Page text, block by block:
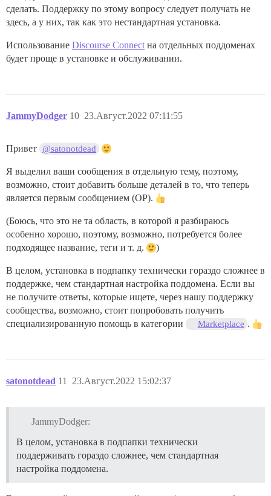
сделать. Поддержку по этому вопросу следует получать не
здесь, а у них, так как это нестандартная установка.
Использование Discourse Connect на отдельных поддоменах
будет проще в установке и обслуживании.
JammyDodger 23.Август.2022 07:11:55
10
Привет @satonotdead
Я выделил ваши сообщения в отдельную тему, поэтому,
возможно, стоит добавить больше деталей в то, что теперь
является первым сообщением (OP).
(Боюсь, что это не та область, в которой я разбираюсь
особенно хорошо, поэтому, возможно, потребуется более
подходящее название, теги и т. д.
)
В целом, установка в подпапку технически гораздо сложнее в
поддержке, чем стандартная настройка поддомена. Если вы
не получите ответы, которые ищете, через нашу поддержку
сообщества, возможно, стоит попробовать получить
специализированную помощь в категории
Marketplace .
satonotdead 23.Август.2022 15:02:37
11
JammyDodger:
В целом, установка в подпапки технически
поддерживать гораздо сложнее, чем стандартная
настройка поддомена.